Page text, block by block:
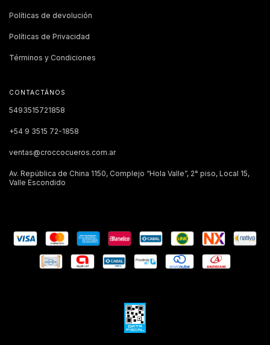
Políticas de devolución
Políticas de Privacidad
Términos y Condiciones
CONTACTÁNOS
5493515721858
+54 9 3515 72-1858
ventas@croccocueros.com.ar
Av. República de China 1150, Complejo “Hola Valle”, 2° piso, Local 15,
Valle Escondido